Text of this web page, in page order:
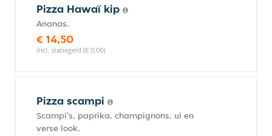
Pizza Hawaï kip
Ananas.
€ 14,50
incl. statiegeld (€ 0,00)
Pizza scampi
Scampi's, paprika, champignons, ui en
verse look.